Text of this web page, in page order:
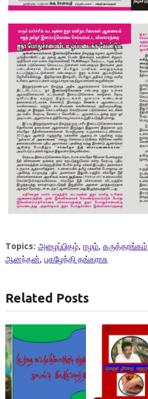
Topics: அழைப்பிதழ், ஈழம், கருத்தரங்கம்
ஆனந்தன், புகழேந்தி தங்கராசு
Related Posts